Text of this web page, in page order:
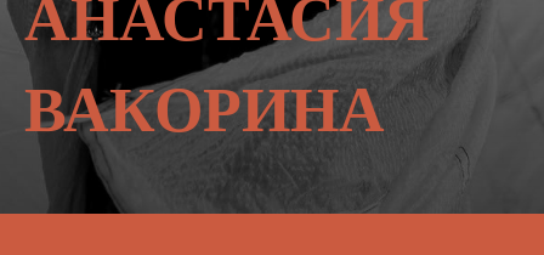
АНАСТАСИЯ
ВАКОРИНА